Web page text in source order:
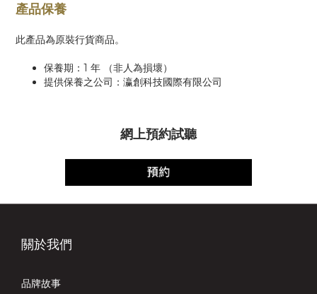
產品保養
此產品為原裝行貨商品。
保養期：1 年 （非人為損壞）
提供保養之公司：瀛創科技國際有限公司
網上預約試聽
關於我們
品牌故事